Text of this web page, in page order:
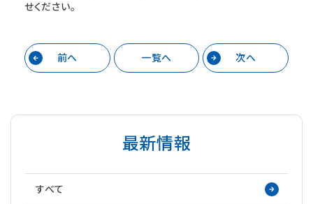
せください。
前へ 一覧へ 次へ
最新情報
すべて